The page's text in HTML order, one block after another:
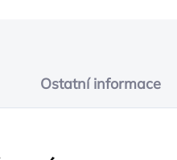
Ostatní informace